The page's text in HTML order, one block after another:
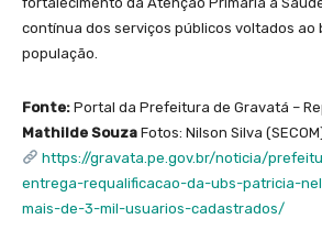
contínua dos serviços públicos voltados ao
população.
Fonte: Portal da Prefeitura de Gravatá –
Mathilde Souza Fotos: Nilson Silva
https://gravata.pe.gov.br/noticia/
entrega-requalificacao-da-ubs-patricia-
mais-de-3-mil-usuarios-cadastrados/